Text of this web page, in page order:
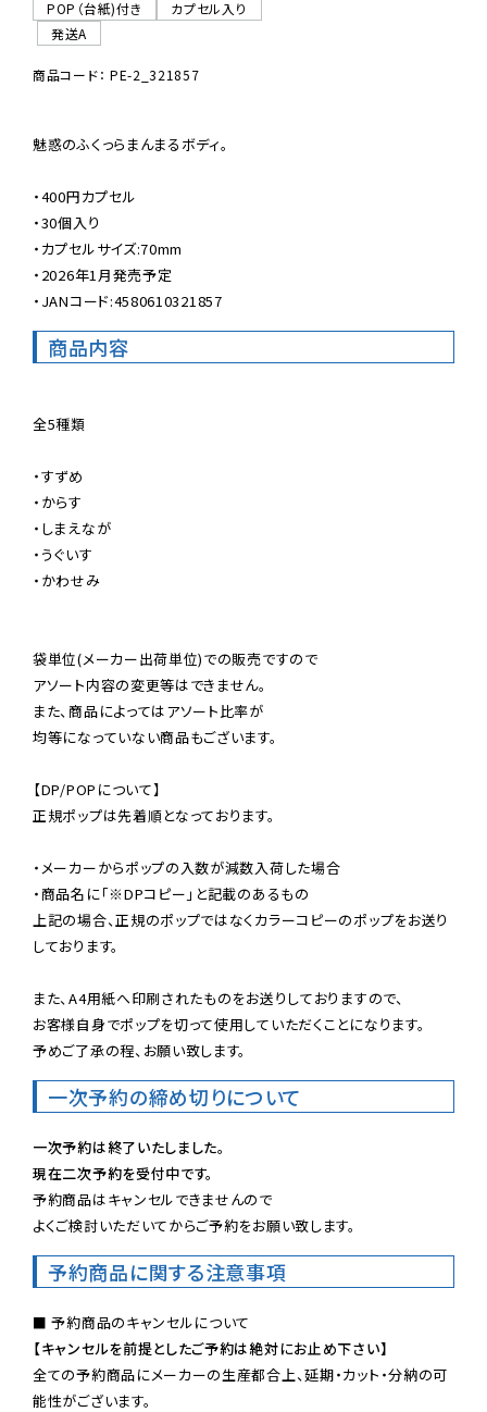
POP（台紙)付き
カプセル入り
発送A
商品コード： PE-2_321857
魅惑のふくっらまんまるボディ。
・400円カプセル
・30個入り
・カプセルサイズ:70mm
・2026年1月発売予定
・JANコード:4580610321857
商品内容
全5種類
・すずめ
・からす
・しまえなが
・うぐいす
・かわせみ
袋単位(メーカー出荷単位)での販売ですので
アソート内容の変更等はできません。
また、商品によってはアソート比率が
均等になっていない商品もございます。
【DP/POPについて】
正規ポップは先着順となっております。
・メーカーからポップの入数が減数入荷した場合
・商品名に「※DPコピー」と記載のあるもの
上記の場合、正規のポップではなくカラーコピーのポップをお送り
しております。
また、A4用紙へ印刷されたものをお送りしておりますので、
お客様自身でポップを切って使用していただくことになります。
予めご了承の程、お願い致します。
一次予約の締め切りについて
一次予約は終了いたしました。
現在二次予約を受付中です。
予約商品はキャンセルできませんので
よくご検討いただいてからご予約をお願い致します。
予約商品に関する注意事項
【キャンセルを前提としたご予約は絶対にお止め下さい】
全ての予約商品にメーカーの生産都合上、延期・カット・分納の可
能性がございます。